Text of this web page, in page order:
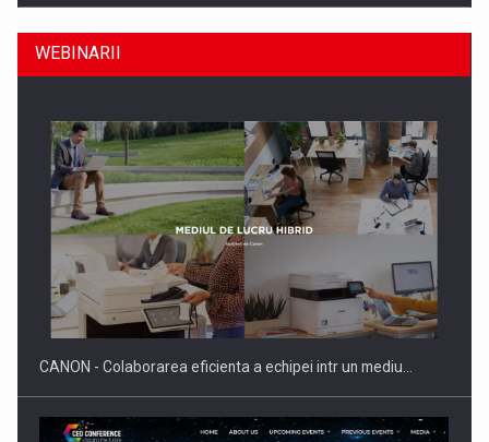
Producatorii si comerciantii care nu se supun noilor
reglementari…
WEBINARII
CANON - Colaborarea eficienta a echipei intr un mediu…